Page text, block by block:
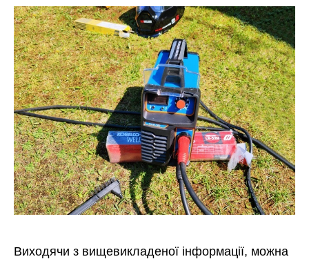
Виходячи з вищевикладеної інформації, можна